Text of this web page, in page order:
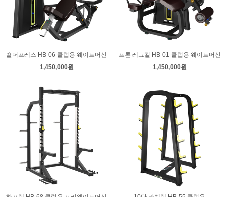
숄더프레스 HB-06 클럽용 웨이트머신
1,450,000원
프론 레그컬 HB-01 클럽용 웨이트머신
1,450,000원